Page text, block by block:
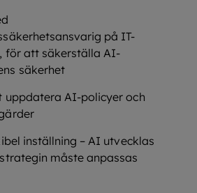
på IT-
för att säkerställa AI-
säkerhet
uppdatera AI-policyer och
inställning – AI utvecklas
måste anpassas